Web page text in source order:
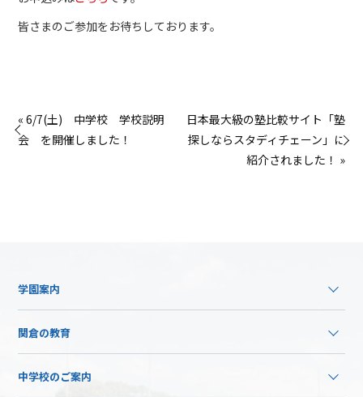
皆さまのご参加をお待ちしております。
« 6/7(土) 中学校 学校説明
会 を開催しました！
日本最大級の塾比較サイト「塾
探しならスタディチェーン」に
紹介されました！ »
学園案内
関倉の教育
中学校のご案内